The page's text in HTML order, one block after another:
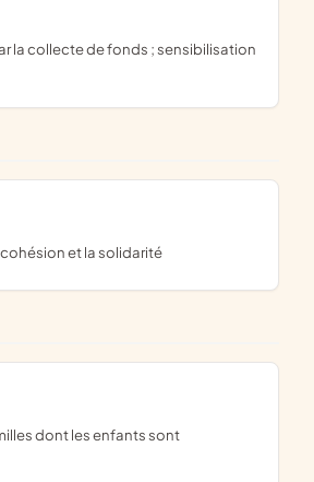
et la solidarité